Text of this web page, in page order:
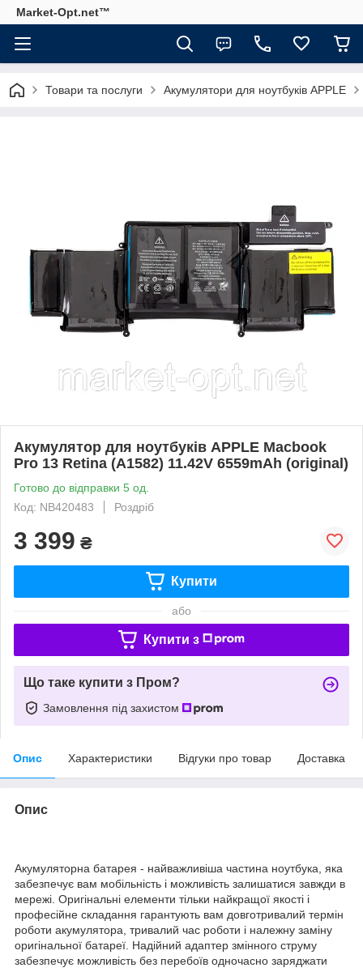
Market-Opt.net™
Товари та послуги Акумулятори для ноутбуків APPLE
Акумулятор для ноутбуків APPLE Macbook
Pro 13 Retina (A1582) 11.42V 6559mAh (original)
Готово до відправки 5 од.
Код: NB420483
Роздріб
3 399 ₴
Купити
або
Купити з
Що таке купити з Пром?
Замовлення під захистом
Опис Характеристики Відгуки про товар Доставка
Опис
Акумуляторна батарея - найважливіша частина ноутбука, яка
забезпечує вам мобільність і можливість залишатися завжди в
мережі. Оригінальні елементи тільки найкращої якості і
професійне складання гарантують вам довготривалий термін
роботи акумулятора, тривалий час роботи і належну заміну
оригінальної батареї. Надійний адаптер змінного струму
забезпечує можливість без перебоїв одночасно заряджати